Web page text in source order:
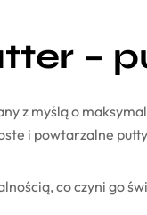
–
z myślą o
i powtarzalne
co czyni go